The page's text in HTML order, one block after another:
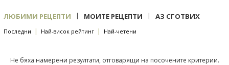
ЛЮБИМИ РЕЦЕПТИ | МОИТЕ РЕЦЕПТИ | АЗ СГОТВИХ
Последни | Най-висок рейтинг | Най-четени
Не бяха намерени резултати, отговарящи на посочените критерии.